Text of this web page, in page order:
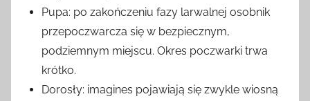
Pupa: po zakończeniu fazy larwalnej osobnik
przepoczwarcza się w bezpiecznym,
podziemnym miejscu. Okres poczwarki trwa
krótko.
Dorosły: imagines pojawiają się zwykle wiosną